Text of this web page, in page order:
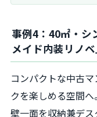
事例4：40㎡・シ
メイド内装リノベ
コンパクトな中古
クを楽しめる空間へ。
壁一面を収納兼デ